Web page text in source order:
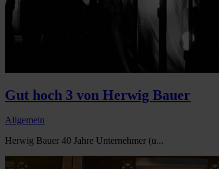
Gut hoch 3 von Herwig Bauer
Allgemein
Herwig Bauer 40 Jahre Unternehmer (u...